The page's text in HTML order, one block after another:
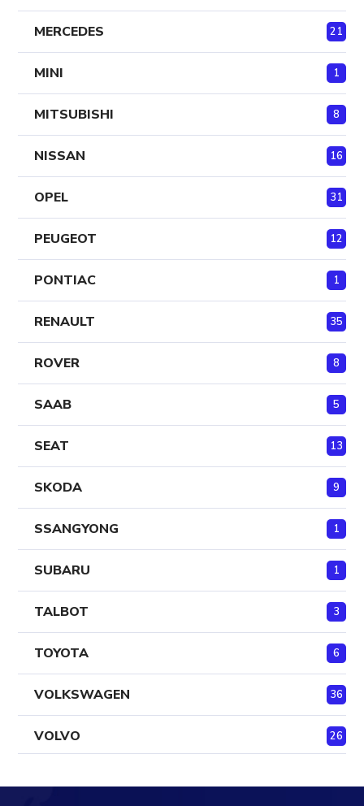
MERCEDES 21
MINI 1
MITSUBISHI 8
NISSAN 16
OPEL 31
PEUGEOT 12
PONTIAC 1
RENAULT 35
ROVER 8
SAAB 5
SEAT 13
SKODA 9
SSANGYONG 1
SUBARU 1
TALBOT 3
TOYOTA 6
VOLKSWAGEN 36
VOLVO 26